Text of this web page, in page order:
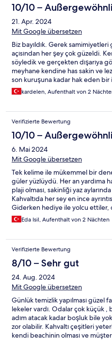
10/10 –
21. Apr. 2024
Mit Google übersetzen
Biz bayıldık. Gerek
açısından her şey çok güzeldi.
söyledik ve gerçekten dışarıya
meyhane kendine has sakin ve
son kuruşuna kadar hak eden
oraya gideceğim kesin.
kardelen, Aufenthalt von 2
Verifizierte Bewertung
10/10 –
6. Mai 2024
Mit Google übersetzen
Tek kelime ile mükemmel bir
güler yüzlüydü. Her an yardıma
plaji olması, sakinliği yaz
Kahvaltıda her sey en ince
Giderken hediye ile yolcu ettiler,
doğası hiç bozulmamış bir otel.
Eda Isil, Aufenthalt von 2 Nächten
Verifizierte Bewertung
8/10 – Sehr gut
24. Aug. 2024
Mit Google übersetzen
Günlük temizlik yapılması güzel
lekeler vardı. Odalar çok küçük ,
adım atacak kadar boşluk bile
zor olabilir. Kahvaltı çeşitleri
kendi beachinin olması ve